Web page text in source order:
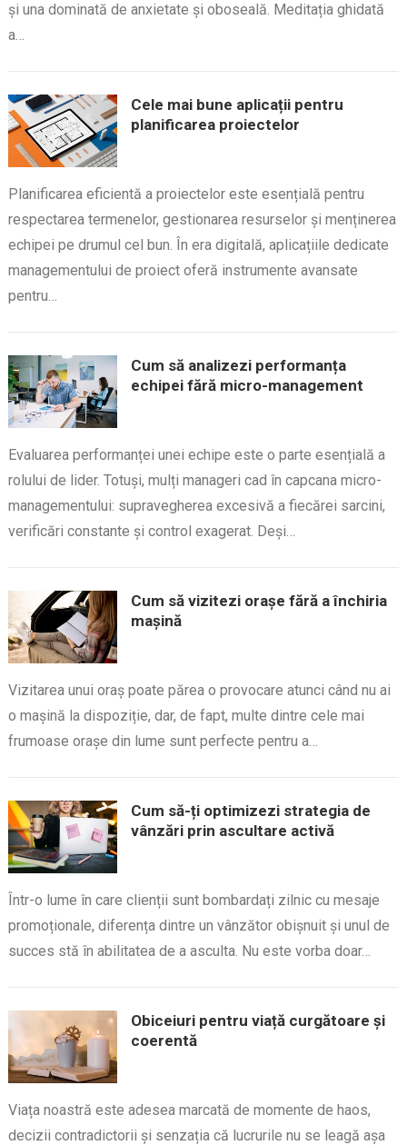
și una dominată de anxietate și oboseală. Meditația ghidată
a…
Cele mai bune aplicații pentru
planificarea proiectelor
Planificarea eficientă a proiectelor este esențială pentru
respectarea termenelor, gestionarea resurselor și menținerea
echipei pe drumul cel bun. În era digitală, aplicațiile dedicate
managementului de proiect oferă instrumente avansate
pentru…
Cum să analizezi performanța
echipei fără micro-management
Evaluarea performanței unei echipe este o parte esențială a
rolului de lider. Totuși, mulți manageri cad în capcana micro-
managementului: supravegherea excesivă a fiecărei sarcini,
verificări constante și control exagerat. Deși…
Cum să vizitezi orașe fără a închiria
mașină
Vizitarea unui oraș poate părea o provocare atunci când nu ai
o mașină la dispoziție, dar, de fapt, multe dintre cele mai
frumoase orașe din lume sunt perfecte pentru a…
Cum să-ți optimizezi strategia de
vânzări prin ascultare activă
Într-o lume în care clienții sunt bombardați zilnic cu mesaje
promoționale, diferența dintre un vânzător obișnuit și unul de
succes stă în abilitatea de a asculta. Nu este vorba doar…
Obiceiuri pentru viață curgătoare și
coerentă
Viața noastră este adesea marcată de momente de haos,
decizii contradictorii și senzația că lucrurile nu se leagă așa